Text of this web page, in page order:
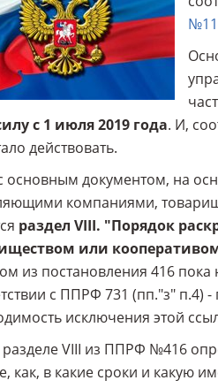
с 1 июля 2019 года. И,
действовать.
основным документом, на
компаниями,
раздел VIII. "Порядок
или
из постановления 416
с ППРФ 731 (пп."з"
исключения этой
разделе VIII из ППРФ №416
как, в какие сроки и